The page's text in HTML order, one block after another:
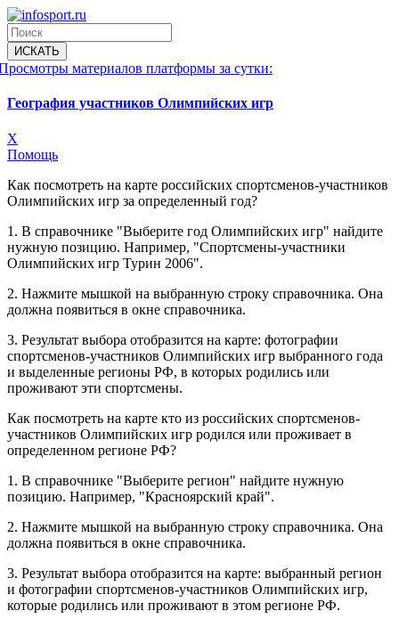
материалов платформы за сутки:
География участников Олимпийских игр
X
Помощь
Как посмотреть на карте российских спортсменов-участников
Олимпийских игр за определенный год?
1. В справочнике "Выберите год Олимпийских игр" найдите
нужную позицию. Например, "Спортсмены-участники
Олимпийских игр Турин 2006".
2. Нажмите мышкой на выбранную строку справочника. Она
должна появиться в окне справочника.
3. Результат выбора отобразится на карте: фотографии
спортсменов-участников Олимпийских игр выбранного года
и выделенные регионы РФ, в которых родились или
проживают эти спортсмены.
Как посмотреть на карте кто из российских спортсменов-
участников Олимпийских игр родился или проживает в
определенном регионе РФ?
1. В справочнике "Выберите регион" найдите нужную
позицию. Например, "Красноярский край".
2. Нажмите мышкой на выбранную строку справочника. Она
должна появиться в окне справочника.
3. Результат выбора отобразится на карте: выбранный регион
и фотографии спортсменов-участников Олимпийских игр,
которые родились или проживают в этом регионе РФ.